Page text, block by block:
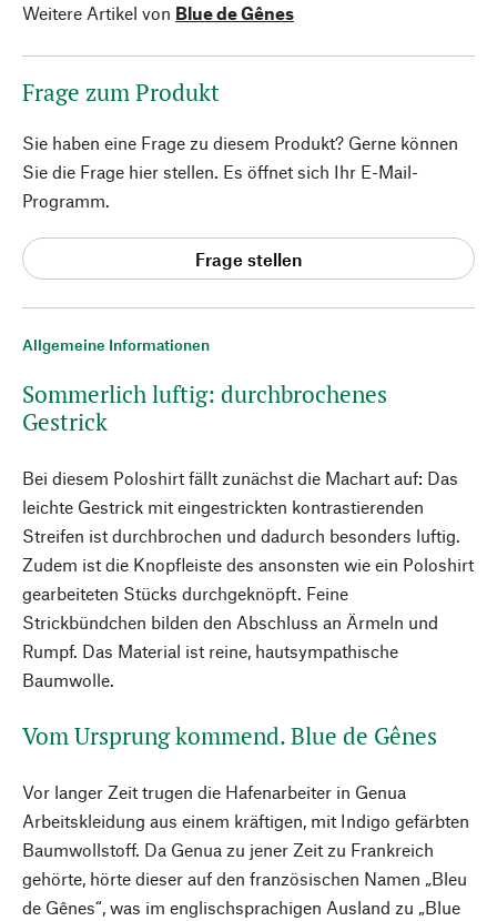
Allgemeine Informationen
Sommerlich luftig: durchbrochenes
Gestrick
Bei diesem Poloshirt fällt zunächst die Machart auf: Das
leichte Gestrick mit eingestrickten kontrastierenden
Streifen ist durchbrochen und dadurch besonders luftig.
Zudem ist die Knopfleiste des ansonsten wie ein Poloshirt
gearbeiteten Stücks durchgeknöpft. Feine
Strickbündchen bilden den Abschluss an Ärmeln und
Rumpf. Das Material ist reine, hautsympathische
Baumwolle.
Vom Ursprung kommend. Blue de Gênes
Vor langer Zeit trugen die Hafenarbeiter in Genua
Arbeitskleidung aus einem kräftigen, mit Indigo gefärbten
Baumwollstoff. Da Genua zu jener Zeit zu Frankreich
gehörte, hörte dieser auf den französischen Namen „Bleu
de Gênes“, was im englischsprachigen Ausland zu „Blue
Weitere Artikel von Blue de Gênes
Frage zum Produkt
Sie haben eine Frage zu diesem Produkt? Gerne können
Sie die Frage hier stellen. Es öffnet sich Ihr E-Mail-
Programm.
Frage stellen